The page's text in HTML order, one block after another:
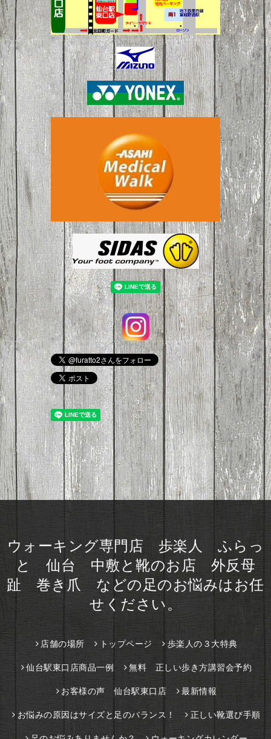
ウォーキング専門店 歩楽人 ふらっ
と 仙台 中敷と靴のお店 外反母
趾 巻き爪 などの足のお悩みはお任
せください。
店舗の場所 トップページ 歩楽人の３大特典
仙台駅東口店商品一例 無料 正しい歩き方講習会予約
お客様の声 仙台駅東口店 最新情報
お悩みの原因はサイズと足のバランス！ 正しい靴選び手順